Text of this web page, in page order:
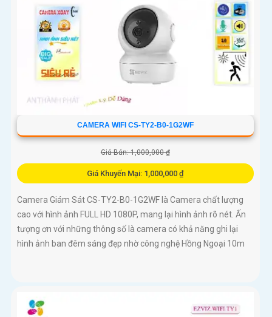
CAMERA WIFI CS-TY2-B0-1G2WF
Giá Bán: 1,000,000 ₫
Giá Khuyến Mại: 1,000,000 ₫
Camera Giám Sát CS-TY2-B0-1G2WF là Camera chất lượng
cao với hình ảnh FULL HD 1080P, mang lại hình ảnh rõ nét. Ấn
tượng ơn với những thông số là camera có khả năng ghi lại
hình ảnh ban đêm sáng đẹp nhờ công nghệ Hồng Ngoại 10m